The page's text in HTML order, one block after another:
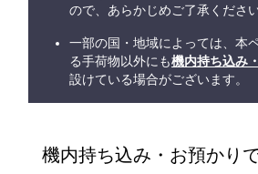
ので、あらかじめご了承ください
一部の国・地域によっては、本
る手荷物以外にも機内持ち込み
設けている場合がございます。
機内持ち込み・お預かり